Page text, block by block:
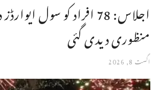
اجلاس: 78 افراد کو سول
منظوری دیدی گئی
اگست 8, 2026